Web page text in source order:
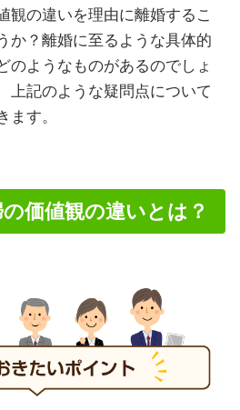
観の違いを理由に離婚するこ
か？離婚に至るような具体的
のようなものがあるのでしょ
上記のような疑問点について
ます。
価値観の違いとは？